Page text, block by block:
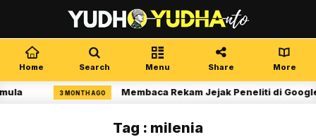
Home Search Menu Share More
3 MONTH AGO Membaca Rekam Jejak Peneliti di
Tag : milenia